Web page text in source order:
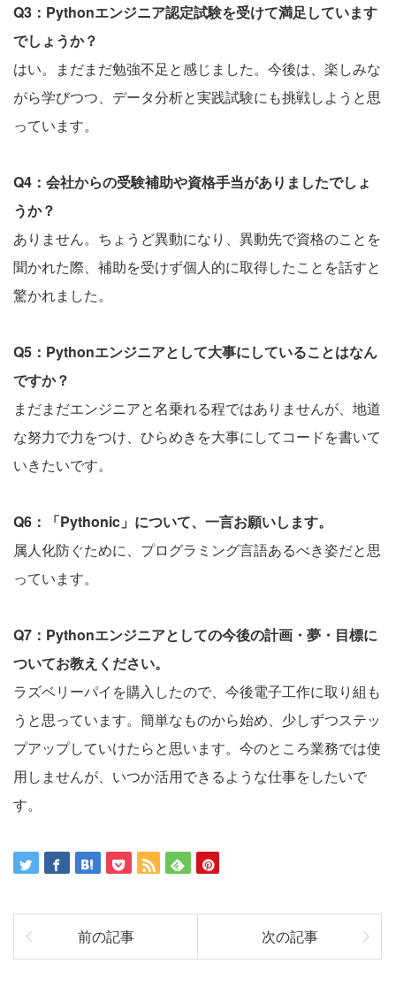
Q3：Pythonエンジニア認定試験を受けて満足しています
でしょうか？
はい。まだまだ勉強不足と感じました。今後は、楽しみな
がら学びつつ、データ分析と実践試験にも挑戦しようと思
っています。
Q4：会社からの受験補助や資格手当がありましたでしょ
うか？
ありません。ちょうど異動になり、異動先で資格のことを
聞かれた際、補助を受けず個人的に取得したことを話すと
驚かれました。
Q5：Pythonエンジニアとして大事にしていることはなん
ですか？
まだまだエンジニアと名乗れる程ではありませんが、地道
な努力で力をつけ、ひらめきを大事にしてコードを書いて
いきたいです。
Q6：「Pythonic」について、一言お願いします。
属人化防ぐために、プログラミング言語あるべき姿だと思
っています。
Q7：Pythonエンジニアとしての今後の計画・夢・目標に
ついてお教えください。
ラズベリーパイを購入したので、今後電子工作に取り組も
うと思っています。簡単なものから始め、少しずつステッ
プアップしていけたらと思います。今のところ業務では使
用しませんが、いつか活用できるような仕事をしたいで
す。
前の記事 次の記事